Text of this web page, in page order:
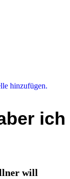
hinzufügen.
ich
will